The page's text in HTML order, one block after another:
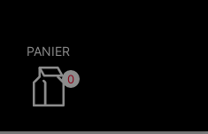
PANIER
0